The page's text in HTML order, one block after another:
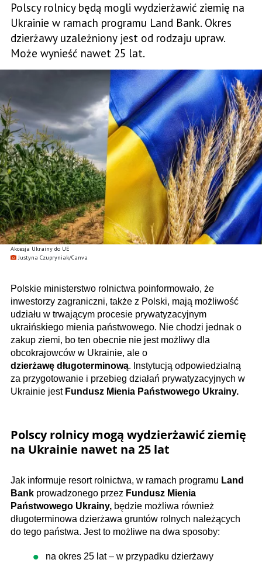
Akcesja Ukrainy do UE
Justyna Czupryniak/Canva
Polscy rolnicy będą mogli wydzierżawić ziemię na
Ukrainie w ramach programu Land Bank. Okres
dzierżawy uzależniony jest od rodzaju upraw.
Może wynieść nawet 25 lat.
Polskie ministerstwo rolnictwa poinformowało, że
inwestorzy zagraniczni, także z Polski, mają możliwość
udziału w trwającym procesie prywatyzacyjnym
ukraińskiego mienia państwowego. Nie chodzi jednak o
zakup ziemi, bo ten obecnie nie jest możliwy dla
obcokrajowców w Ukrainie, ale o
dzierżawę długoterminową. Instytucją odpowiedzialną
za przygotowanie i przebieg działań prywatyzacyjnych w
Ukrainie jest Fundusz Mienia Państwowego Ukrainy.
Polscy rolnicy mogą wydzierżawić ziemię
na Ukrainie nawet na 25 lat
Jak informuje resort rolnictwa, w ramach programu Land
Bank prowadzonego przez Fundusz Mienia
Państwowego Ukrainy, będzie możliwa również
długoterminowa dzierżawa gruntów rolnych należących
do tego państwa. Jest to możliwe na dwa sposoby:
na okres 25 lat – w przypadku dzierżawy